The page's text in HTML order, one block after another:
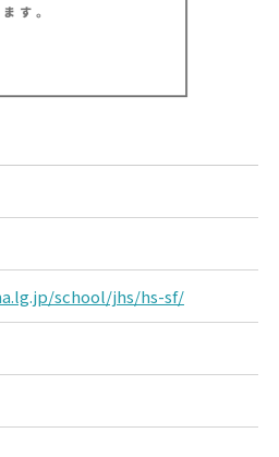
school/jhs/hs-sf/